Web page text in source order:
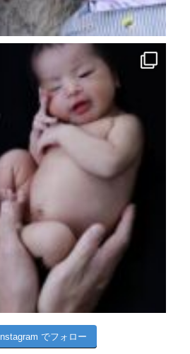
Instagram でフォロー